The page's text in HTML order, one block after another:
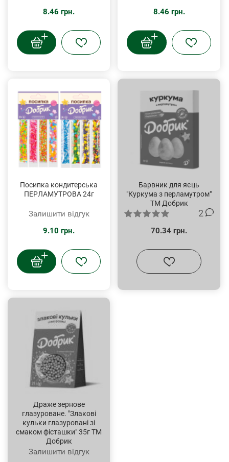
8.46 грн.
8.46 грн.
Посипка кондитерська
ПЕРЛАМУТРОВА 24г
Залишити відгук
9.10 грн.
Барвник для яєць
"Куркума з перламутром"
ТМ Добрик
2
70.34 грн.
Драже зернове
глазуроване. "Злакові
кульки глазуровані зі
смаком фісташки" 35г ТМ
Добрик
Залишити відгук